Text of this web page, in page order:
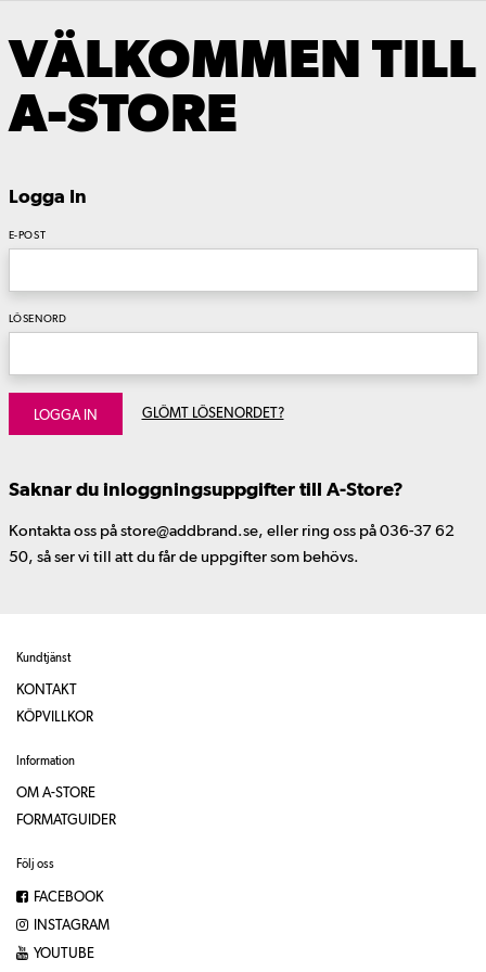
VÄLKOMMEN TILL
A-STORE
Logga In
E-POST
LÖSENORD
LOGGA IN GLÖMT LÖSENORDET?
Saknar du inloggningsuppgifter till A-Store?
Kontakta oss på store@addbrand.se, eller ring oss på 036-37 62
50, så ser vi till att du får de uppgifter som behövs.
Kundtjänst
KONTAKT
KÖPVILLKOR
Information
OM A-STORE
FORMATGUIDER
Följ oss
FACEBOOK
INSTAGRAM
YOUTUBE